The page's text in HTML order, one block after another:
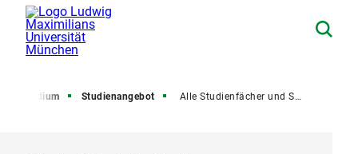
Studium Studienangebot Alle Studienfächer und Studiengänge